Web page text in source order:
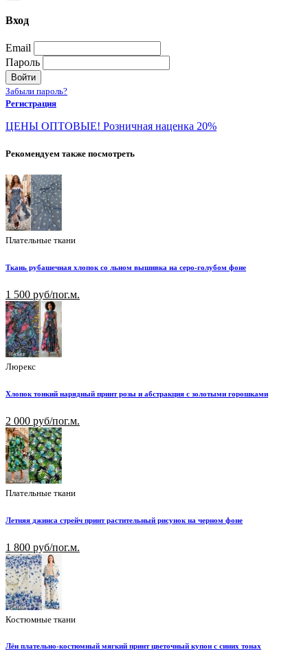
Вход
Email
Пароль
Войти
Забыли пароль?
Регистрация
ЦЕНЫ ОПТОВЫЕ! Розничная наценка 20%
Рекомендуем также посмотреть
Плательные ткани
Ткань рубашечная хлопок со льном вышивка на серо-голубом фоне
1 500 руб/пог.м.
Люрекс
Хлопок тонкий нарядный принт розы и абстракция с золотыми горошками
2 000 руб/пог.м.
Плательные ткани
Летняя джинса стрейч принт растительный рисунок на черном фоне
1 800 руб/пог.м.
Костюмные ткани
Лён плательно-костюмный мягкий принт цветочный купон с синих тонах